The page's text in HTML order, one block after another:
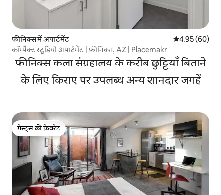
फीनिक्स में अपार्टमेंट औसत रेटिंग 5 में
4.95 (60)
कॉम्पैक्ट स्टूडियो अपार्टमेंट | फ़ीनिक्स, AZ | Placemakr
फीनिक्स कला संग्रहालय के करीब छुट्टियाँ बिताने
के लिए किराए पर उपलब्ध अन्य शानदार जगहें
गेस्ट्स की फ़ेवरेट
गेस्ट्स की फ़ेवरेट